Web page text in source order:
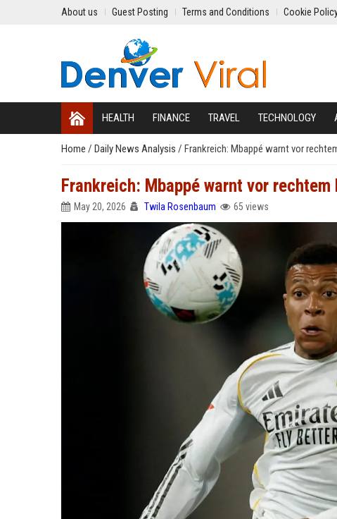
About us Guest Posting Terms and Conditions Cookie
HEALTH FINANCE TRAVEL TECHNOLOGY
Home / Daily News Analysis / Frankreich: Mbappé warnt vor
Frankreich: Mbappé warnt vor
May 20, 2026 Twila Rosenbaum 65 views